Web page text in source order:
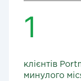
1
клієнтів
минулого